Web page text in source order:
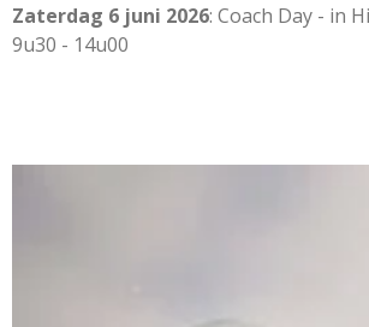
Zaterdag 6 juni 2026: Coach Day - in
9u30 - 14u00